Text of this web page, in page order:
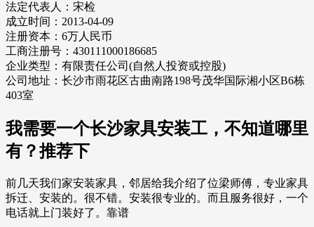
法定代表人：宋检
成立时间：2013-04-09
注册资本：6万人民币
工商注册号：430111000186685
企业类型：有限责任公司(自然人投资或控股)
公司地址：长沙市雨花区古曲南路198号茂华国际湘小区B6栋
403室
我需要一个长沙家具安装工，不知道哪里
有？推荐下
前几天我们家安装家具，邻居给我介绍了位梁师傅，专业家具
拆迁、安装的。很不错。安装很专业的。而且服务很好，一个
电话就上门装好了。靠谱